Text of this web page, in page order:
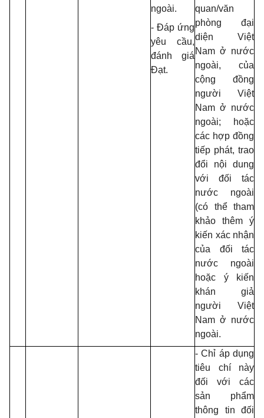
ngoài.
- Đáp ứng
yêu cầu,
đánh giá
Đạt.
quan/văn
phòng đại
diện Việt
Nam ở nước
ngoài, của
cộng đồng
người Việt
Nam ở nước
ngoài; hoặc
các hợp đồng
tiếp phát, trao
đổi nội dung
với đối tác
nước ngoài
(có thể tham
khảo thêm ý
kiến xác nhận
của đối tác
nước ngoài
hoặc ý kiến
khán giả
người Việt
Nam ở nước
ngoài.
- Chỉ áp dụng
tiêu chí này
đối với các
sản phẩm
thông tin đối